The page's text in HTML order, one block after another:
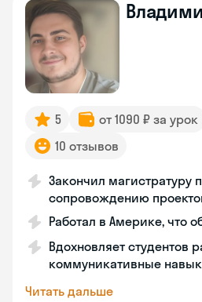
5 от 1090 ₽ за урок
10 отзывов
Закончил магистратуру
сопровождению
Работал в Америке, что
Вдохновляет студентов
коммуникативные
Читать дальше